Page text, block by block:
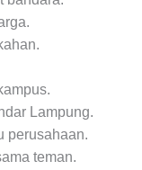
Lampung.
perusahaan.
teman.